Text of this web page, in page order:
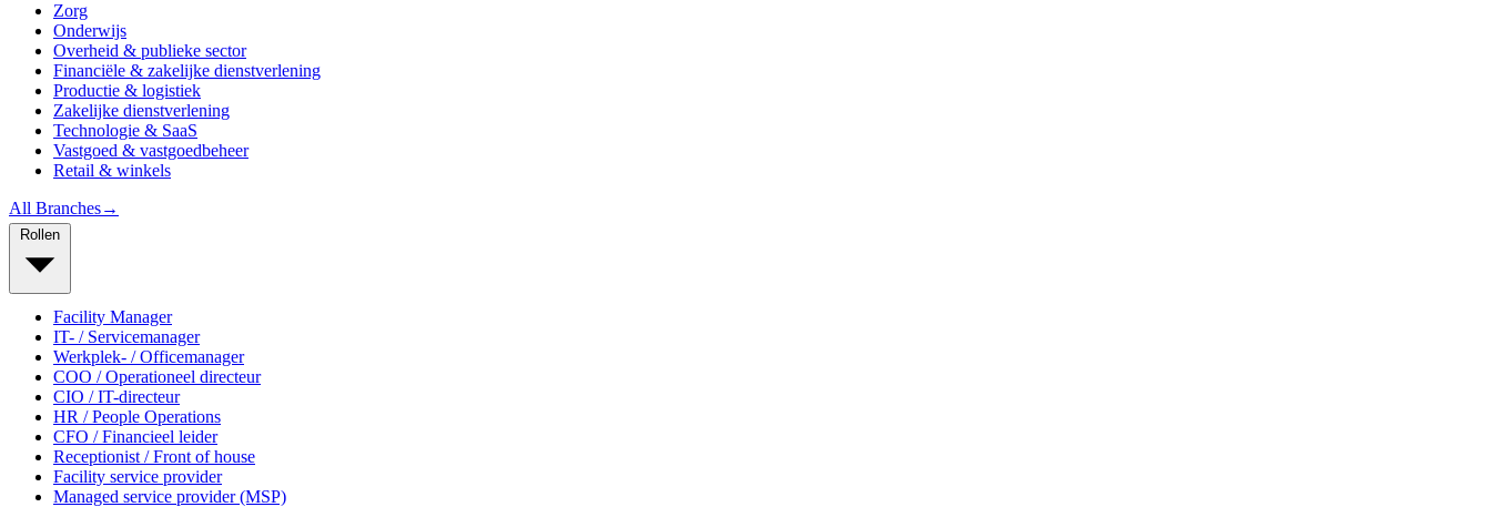
Zorg
Onderwijs
Overheid & publieke sector
Financiële & zakelijke dienstverlening
Productie & logistiek
Zakelijke dienstverlening
Technologie & SaaS
Vastgoed & vastgoedbeheer
Retail & winkels
All Branches→
Facility Manager
IT- / Servicemanager
Werkplek- / Officemanager
COO / Operationeel directeur
CIO / IT-directeur
HR / People Operations
CFO / Financieel leider
Receptionist / Front of house
Facility service provider
Managed service provider (MSP)